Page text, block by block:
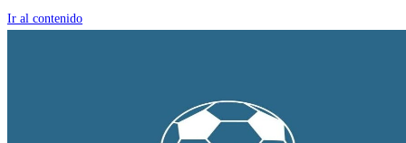
Ir al contenido